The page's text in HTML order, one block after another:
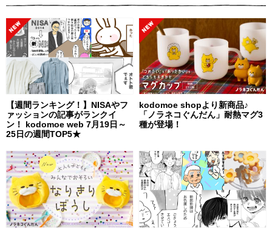
【週間ランキング！】NISAやフ
ァッションの記事がランクイ
ン！ kodomoe web 7月19日～
25日の週間TOP5★
kodomoe shopより新商品♪
「ノラネコぐんだん」耐熱マグ3
種が登場！